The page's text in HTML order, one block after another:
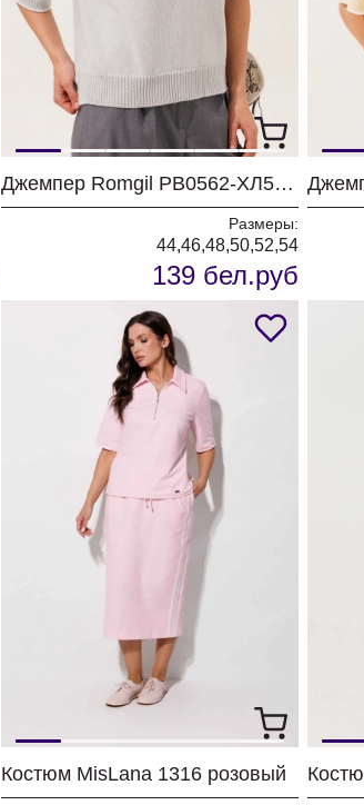
Джемпер Romgil РВ0562-ХЛ5 серый + белый
Размеры:
44,46,48,50,52,54
139 бел.руб
Костюм MisLana 1316 розовый